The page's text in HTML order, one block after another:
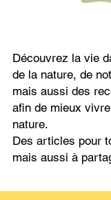
Découvrez la vie
de la nature, de
mais aussi des
afin de mieux
nature.
Des articles pour
mais aussi à